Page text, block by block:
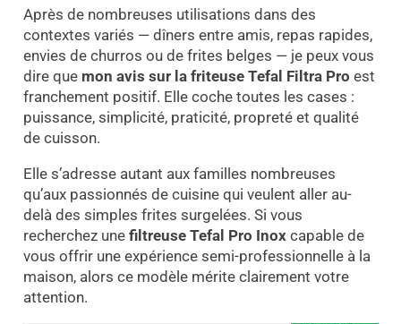
Après de nombreuses utilisations dans des
contextes variés — dîners entre amis, repas rapides,
envies de churros ou de frites belges — je peux vous
dire que mon avis sur la friteuse Tefal Filtra Pro est
franchement positif. Elle coche toutes les cases :
puissance, simplicité, praticité, propreté et qualité
de cuisson.
Elle s’adresse autant aux familles nombreuses
qu’aux passionnés de cuisine qui veulent aller au-
delà des simples frites surgelées. Si vous
recherchez une filtreuse Tefal Pro Inoxcapable de
vous offrir une expérience semi-professionnelle à la
maison, alors ce modèle mérite clairement votre
attention.